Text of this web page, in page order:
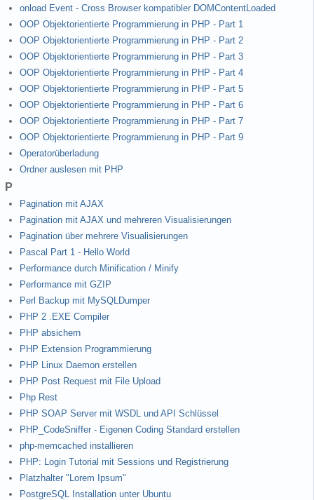
onload Event - Cross Browser kompatibler DOMContentLoaded
OOP Objektorientierte Programmierung in PHP - Part 1
OOP Objektorientierte Programmierung in PHP - Part 2
OOP Objektorientierte Programmierung in PHP - Part 3
OOP Objektorientierte Programmierung in PHP - Part 4
OOP Objektorientierte Programmierung in PHP - Part 5
OOP Objektorientierte Programmierung in PHP - Part 6
OOP Objektorientierte Programmierung in PHP - Part 7
OOP Objektorientierte Programmierung in PHP - Part 9
Operatorüberladung
Ordner auslesen mit PHP
P
Pagination mit AJAX
Pagination mit AJAX und mehreren Visualisierungen
Pagination über mehrere Visualisierungen
Pascal Part 1 - Hello World
Performance durch Minification / Minify
Performance mit GZIP
Perl Backup mit MySQLDumper
PHP 2 .EXE Compiler
PHP absichern
PHP Extension Programmierung
PHP Linux Daemon erstellen
PHP Post Request mit File Upload
Php Rest
PHP SOAP Server mit WSDL und API Schlüssel
PHP_CodeSniffer - Eigenen Coding Standard erstellen
php-memcached installieren
PHP: Login Tutorial mit Sessions und Registrierung
Platzhalter "Lorem Ipsum"
PostgreSQL Installation unter Ubuntu